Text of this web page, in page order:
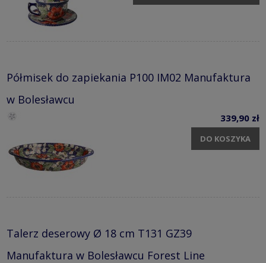
Półmisek do zapiekania P100 IM02 Manufaktura
w Bolesławcu
339,90 zł
DO KOSZYKA
Talerz deserowy Ø 18 cm T131 GZ39
Manufaktura w Bolesławcu Forest Line